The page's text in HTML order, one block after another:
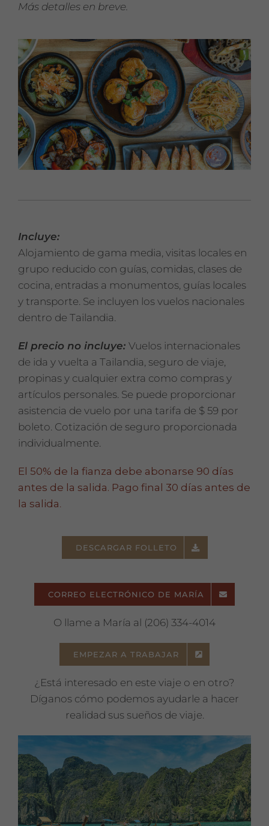
Más detalles en breve.
Incluye:
Alojamiento de gama media, visitas locales en
grupo reducido con guías, comidas, clases de
cocina, entradas a monumentos, guías locales
y transporte. Se incluyen los vuelos nacionales
dentro de Tailandia.
El precio no incluye: Vuelos internacionales
de ida y vuelta a Tailandia, seguro de viaje,
propinas y cualquier extra como compras y
artículos personales. Se puede proporcionar
asistencia de vuelo por una tarifa de $ 59 por
boleto. Cotización de seguro proporcionada
individualmente.
El 50% de la fianza debe abonarse 90 días
antes de la salida. Pago final 30 días antes de
la salida.
DESCARGAR FOLLETO
CORREO ELECTRÓNICO DE MARÍA
O llame a María al (206) 334-4014
EMPEZAR A TRABAJAR
¿Está interesado en este viaje o en otro?
Díganos cómo podemos ayudarle a hacer
realidad sus sueños de viaje.